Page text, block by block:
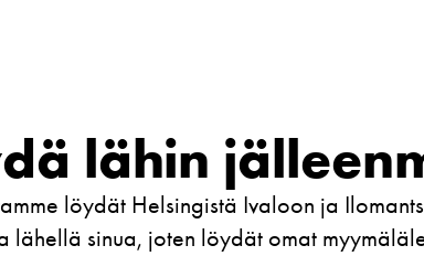
lähin
löydät Helsingistä Ivaloon ja
lähellä sinua, joten löydät omat